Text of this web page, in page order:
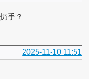
手？
2025-11-10 11:51